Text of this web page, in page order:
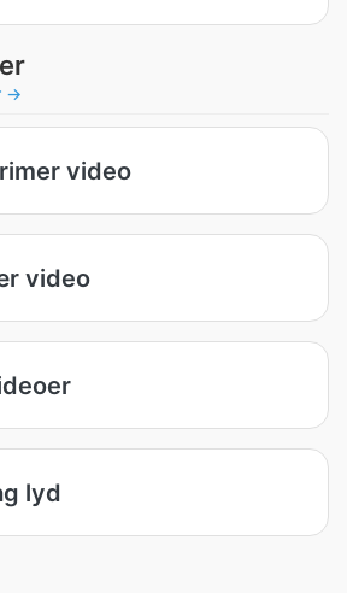
→
video
video
lyd